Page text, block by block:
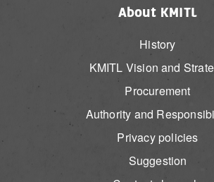
About KMITL
History
KMITL Vision and
Procurement
Authority and
Privacy policies
Suggestion